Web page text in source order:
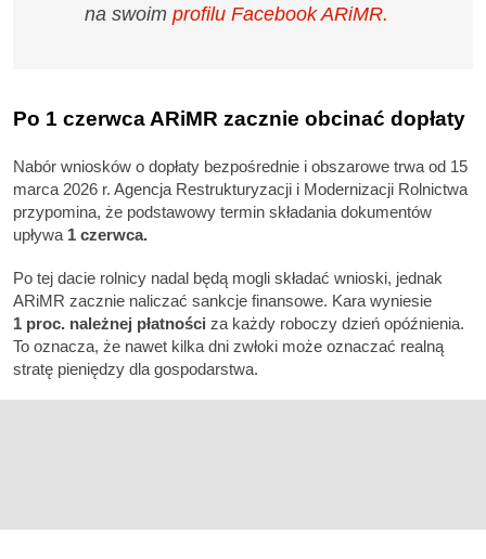
na swoim profilu Facebook ARiMR.
Po 1 czerwca ARiMR zacznie obcinać dopłaty
Nabór wniosków o dopłaty bezpośrednie i obszarowe trwa od 15
marca 2026 r. Agencja Restrukturyzacji i Modernizacji Rolnictwa
przypomina, że podstawowy termin składania dokumentów
upływa1 czerwca.
Po tej dacie rolnicy nadal będą mogli składać wnioski, jednak
ARiMR zacznie naliczać sankcje finansowe. Kara wyniesie
1 proc. należnej płatności za każdy roboczy dzień opóźnienia.
To oznacza, że nawet kilka dni zwłoki może oznaczać realną
stratę pieniędzy dla gospodarstwa.